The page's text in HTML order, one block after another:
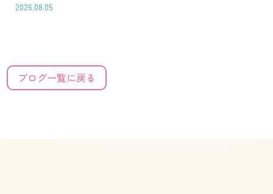
2026.08.05
ブログ一覧に戻る